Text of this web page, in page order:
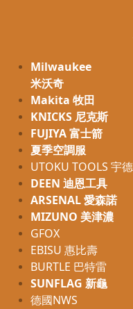
Milwaukee
米沃奇
Makita 牧田
KNICKS 尼克斯
FUJIYA 富士箭
夏季空調服
UTOKU TOOLS 宇
DEEN 迪恩工具
ARSENAL 愛森諾
MIZUNO 美津濃
GFOX
EBISU 惠比壽
BURTLE 巴特雷
SUNFLAG 新龜
德國NWS